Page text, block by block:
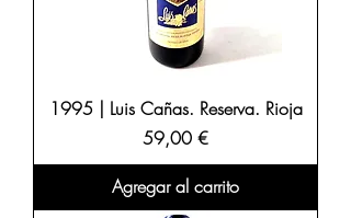
1995 | Luis Cañas. Reserva. Rioja
Precio
59,00 €
Agregar al carrito